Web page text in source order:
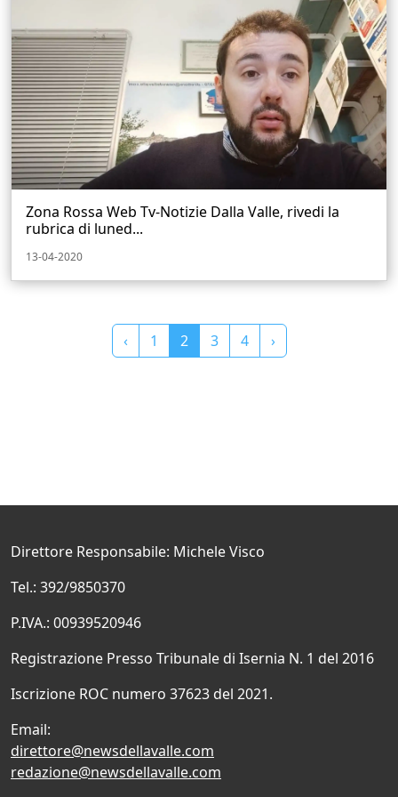
Zona Rossa Web Tv-Notizie Dalla Valle, rivedi la
rubrica di luned...
13-04-2020
‹ 1 2 3 4 ›
Direttore Responsabile: Michele Visco
Tel.: 392/9850370
P.IVA.: 00939520946
Registrazione Presso Tribunale di Isernia N. 1 del 2016
Iscrizione ROC numero 37623 del 2021.
Email:
direttore@newsdellavalle.com
redazione@newsdellavalle.com